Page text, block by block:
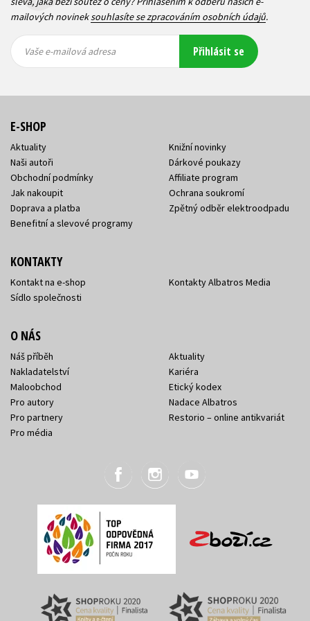
mailových novineksouhlasíte se zpracováním osobních údajů.
mailová
mailová
Vaše e-mailová adresa Přihlásit se
E-SHOP
Aktuality
Naši autoři
Obchodní podmínky
Jak nakoupit
Doprava a platba
Benefitní a slevové programy
Knižní novinky
Dárkové poukazy
Affiliate program
Ochrana soukromí
Zpětný odběr elektroodpadu
KONTAKTY
Kontakt na e-shop
Sídlo společnosti
Kontakty Albatros Media
O NÁS
Náš příběh
Nakladatelství
Maloobchod
Pro autory
Pro partnery
Pro média
Aktuality
Kariéra
Etický kodex
Nadace Albatros
Restorio – online antikvariát